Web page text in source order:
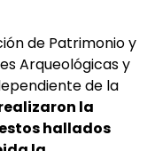
de Patrimonio y
Arqueológicas y
de la
la
hallados